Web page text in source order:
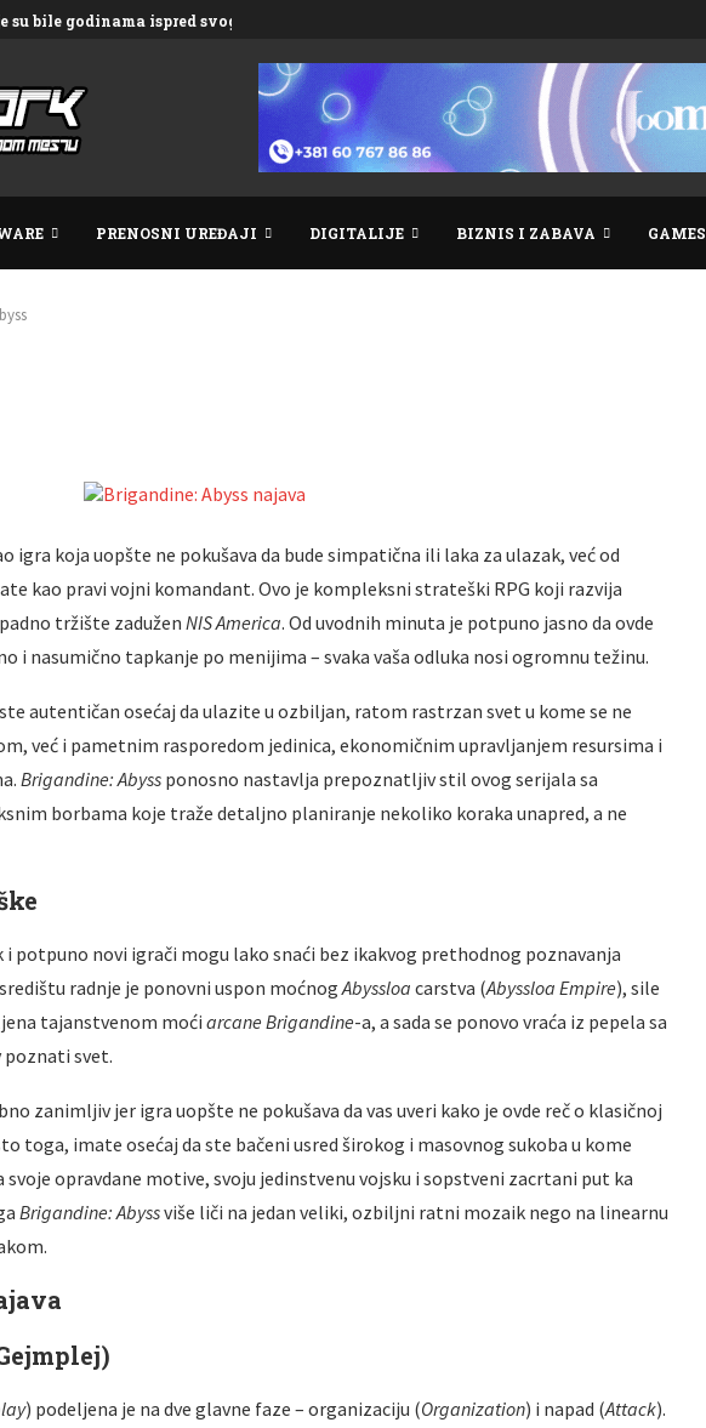
su bile godinama ispred svog vremena
PRENOSNI UREĐAJI DIGITALIJE BIZNIS I ZABAVA GAMES
igra koja uopšte ne pokušava da bude simpatična ili laka za ulazak, već od
kao pravi vojni komandant. Ovo je kompleksni strateški RPG koji razvija
tržište zadužen NIS America. Od uvodnih minuta je potpuno jasno da ovde
i nasumično tapkanje po menijima – svaka vaša odluka nosi ogromnu težinu.
autentičan osećaj da ulazite u ozbiljan, ratom rastrzan svet u kome se ne
već i pametnim rasporedom jedinica, ekonomičnim upravljanjem resursima i
Brigandine: Abyss ponosno nastavlja prepoznatljiv stil ovog serijala sa
borbama koje traže detaljno planiranje nekoliko koraka unapred, a ne
i potpuno novi igrači mogu lako snaći bez ikakvog prethodnog poznavanja
radnje je ponovni uspon moćnogAbyssloa carstva (Abyssloa Empire), sile
tajanstvenom moći arcane Brigandine-a, a sada se ponovo vraća iz pepela sa
svet.
zanimljiv jer igra uopšte ne pokušava da vas uveri kako je ovde reč o klasičnoj
toga, imate osećaj da ste bačeni usred širokog i masovnog sukoba u kome
opravdane motive, svoju jedinstvenu vojsku i sopstveni zacrtani put ka
Brigandine: Abyssviše liči na jedan veliki, ozbiljni ratni mozaik nego na linearnu
) podeljena je na dve glavne faze – organizaciju (Organization) i napad (Attack).